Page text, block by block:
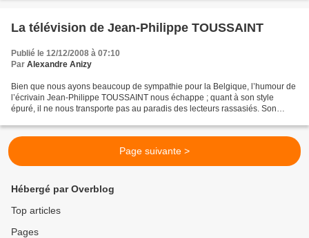
La télévision de Jean-Philippe TOUSSAINT
Publié le 12/12/2008 à 07:10
Par Alexandre Anizy
Bien que nous ayons beaucoup de sympathie pour la Belgique, l’humour de
l’écrivain Jean-Philippe TOUSSAINT nous échappe ; quant à son style
épuré, il ne nous transporte pas au paradis des lecteurs rassasiés. Son
Page suivante >
Hébergé par Overblog
Top articles
Pages